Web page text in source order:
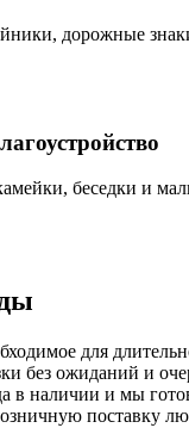
дорожные
беседки и
для
без ожиданий и
в наличии и мы
поставку